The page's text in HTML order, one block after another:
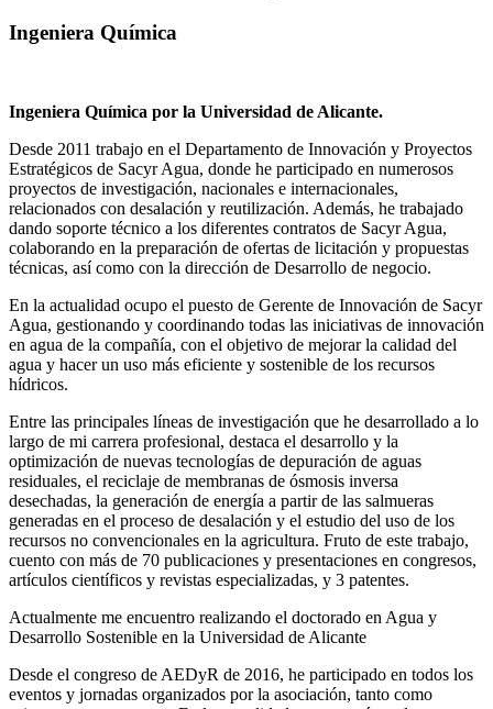
Ingeniera Química
Ingeniera Química por la Universidad de Alicante.
Desde 2011 trabajo en el Departamento de Innovación y Proyectos
Estratégicos de Sacyr Agua, donde he participado en numerosos
proyectos de investigación, nacionales e internacionales,
relacionados con desalación y reutilización. Además, he trabajado
dando soporte técnico a los diferentes contratos de Sacyr Agua,
colaborando en la preparación de ofertas de licitación y propuestas
técnicas, así como con la dirección de Desarrollo de negocio.
En la actualidad ocupo el puesto de Gerente de Innovación de Sacyr
Agua, gestionando y coordinando todas las iniciativas de innovación
en agua de la compañía, con el objetivo de mejorar la calidad del
agua y hacer un uso más eficiente y sostenible de los recursos
hídricos.
Entre las principales líneas de investigación que he desarrollado a lo
largo de mi carrera profesional, destaca el desarrollo y la
optimización de nuevas tecnologías de depuración de aguas
residuales, el reciclaje de membranas de ósmosis inversa
desechadas, la generación de energía a partir de las salmueras
generadas en el proceso de desalación y el estudio del uso de los
recursos no convencionales en la agricultura. Fruto de este trabajo,
cuento con más de 70 publicaciones y presentaciones en congresos,
artículos científicos y revistas especializadas, y 3 patentes.
Actualmente me encuentro realizando el doctorado en Agua y
Desarrollo Sostenible en la Universidad de Alicante
Desde el congreso de AEDyR de 2016, he participado en todos los
eventos y jornadas organizados por la asociación, tanto como